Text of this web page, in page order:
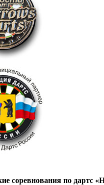
соревнования по дартс